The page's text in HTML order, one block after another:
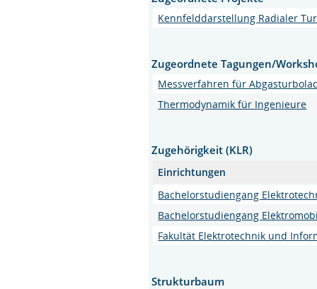
Kennfelddarstellung Radialer
Zugeordnete Tagungen/
Messverfahren für
Thermodynamik für Ingenieure
Zugehörigkeit (KLR)
Einrichtungen
Bachelorstudiengang
Bachelorstudiengang
Fakultät Elektrotechnik und
Strukturbaum